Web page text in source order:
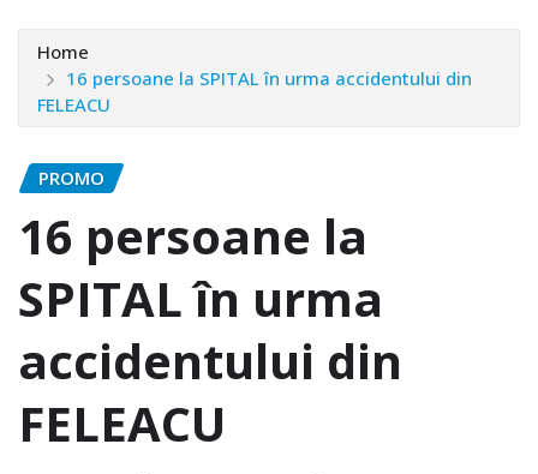
Home
16 persoane la SPITAL în urma accidentului din
FELEACU
PROMO
16 persoane la
SPITAL în urma
accidentului din
FELEACU